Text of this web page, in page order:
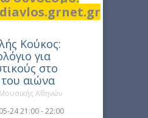
Κούκος:
για
στο
αιώνα
Αθηνών
24 21:00 - 22:00